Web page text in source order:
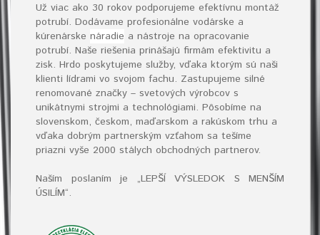
Už viac ako 30 rokov podporujeme efektívnu montáž
potrubí. Dodávame profesionálne vodárske a
kúrenárske náradie a nástroje na opracovanie
potrubí. Naše riešenia prinášajú firmám efektivitu a
zisk. Hrdo poskytujeme služby, vďaka ktorým sú naši
klienti lídrami vo svojom fachu. Zastupujeme silné
renomované značky – svetových výrobcov s
unikátnymi strojmi a technológiami. Pôsobíme na
slovenskom, českom, maďarskom a rakúskom trhu a
vďaka dobrým partnerským vzťahom sa tešíme
priazni vyše 2000 stálych obchodných partnerov.
Naším poslaním je „LEPŠÍ VÝSLEDOK S MENŠÍM
ÚSILÍM“.